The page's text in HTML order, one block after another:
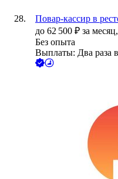
Повар-кассир в
до 62 500 ₽ за месяц,
Без опыта
Выплаты: Два раза